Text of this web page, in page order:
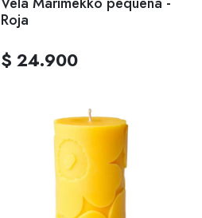
Roja
$ 24.900